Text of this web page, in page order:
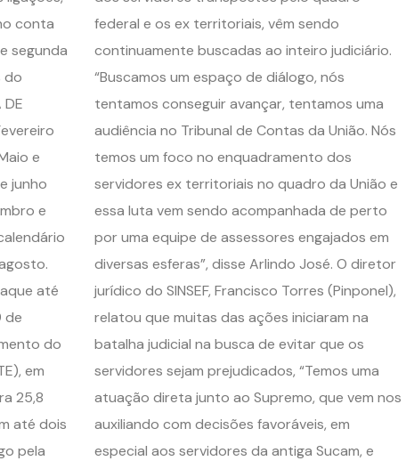
conta
segunda
do
DE
e
junho
e
até
de
do
em
25,8
até dois
pela
federal e os ex territoriais, vêm sendo
continuamente buscadas ao inteiro judiciário.
“Buscamos um espaço de diálogo, nós
tentamos conseguir avançar, tentamos uma
audiência no Tribunal de Contas da União. Nós
temos um foco no enquadramento dos
servidores ex territoriais no quadro da União e
essa luta vem sendo acompanhada de perto
por uma equipe de assessores engajados em
diversas esferas”, disse Arlindo José. O diretor
jurídico do SINSEF, Francisco Torres (Pinponel),
relatou que muitas das ações iniciaram na
batalha judicial na busca de evitar que os
servidores sejam prejudicados, “Temos uma
atuação direta junto ao Supremo, que vem nos
auxiliando com decisões favoráveis, em
especial aos servidores da antiga Sucam, e